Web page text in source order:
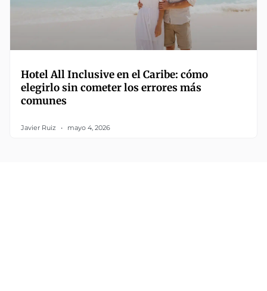
Hotel All Inclusive en el Caribe: cómo
elegirlo sin cometer los errores más
comunes
Javier Ruiz mayo 4, 2026